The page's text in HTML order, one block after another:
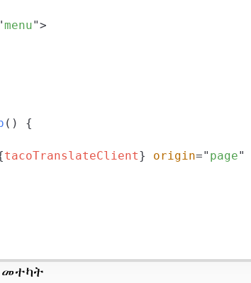
menu">
( )
{
tacoTranslateClient} origin=" page"
መተካት